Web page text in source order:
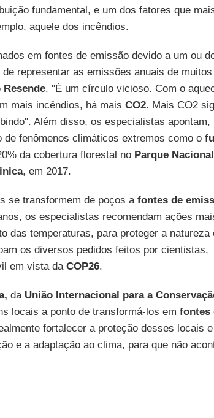
fundamental, e um dos fatores que
aquele dos incêndios.
em fontes de emissão devido a um ou
representar as emissões anuais de
. "É um círculo vicioso. Com o
mais incêndios, há mais CO2. Mais CO2
Além disso, os especialistas apontam,
de fenômenos climáticos extremos como o
da cobertura florestal no Parque
, em 2017.
se transformem de poços a fontes de
os especialistas recomendam ações
das temperaturas, para proteger a natureza
os diversos pedidos feitos por cientistas,
em vista da COP26.
daUnião Internacional para a
locais a ponto de transformá-los em fontes
fortalecer a proteção desses locais
e a adaptação ao clima, para que não